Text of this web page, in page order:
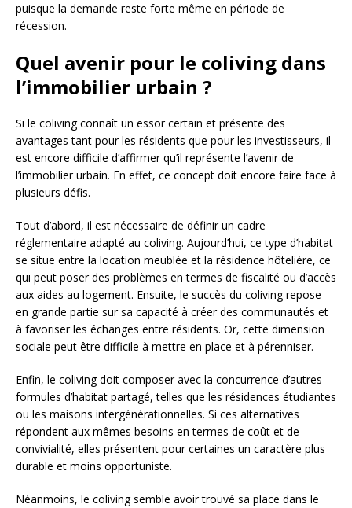
puisque la demande reste forte même en période de
récession.
Quel avenir pour le coliving dans
l’immobilier urbain ?
Si le coliving connaît un essor certain et présente des
avantages tant pour les résidents que pour les investisseurs, il
est encore difficile d’affirmer qu’il représente l’avenir de
l’immobilier urbain. En effet, ce concept doit encore faire face à
plusieurs défis.
Tout d’abord, il est nécessaire de définir un cadre
réglementaire adapté au coliving. Aujourd’hui, ce type d’habitat
se situe entre la location meublée et la résidence hôtelière, ce
qui peut poser des problèmes en termes de fiscalité ou d’accès
aux aides au logement. Ensuite, le succès du coliving repose
en grande partie sur sa capacité à créer des communautés et
à favoriser les échanges entre résidents. Or, cette dimension
sociale peut être difficile à mettre en place et à pérenniser.
Enfin, le coliving doit composer avec la concurrence d’autres
formules d’habitat partagé, telles que les résidences étudiantes
ou les maisons intergénérationnelles. Si ces alternatives
répondent aux mêmes besoins en termes de coût et de
convivialité, elles présentent pour certaines un caractère plus
durable et moins opportuniste.
Néanmoins, le coliving semble avoir trouvé sa place dans le